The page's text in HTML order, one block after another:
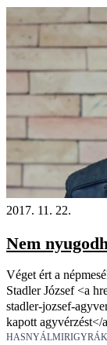
2017. 11. 22.
Nem
Véget ért a
Stadler József <a
stadler-jozsef-
kapott agyvérzést</
HASNYÁLMIRIGYRÁK